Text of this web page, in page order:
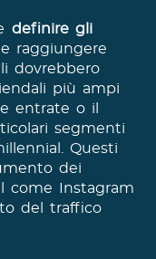
definire gli
raggiungere
dovrebbero
più ampi
entrate o il
segmenti
Questi
dei
come Instagram
del traffico